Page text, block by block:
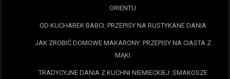
ORIENTU
OD KUCHAREK BABCI: PRZEPISY NA RUSTYKANE DANIA
JAK ZROBIĆ DOMOWE MAKARONY: PRZEPISY NA CIASTA Z
MĄKI
TRADYCYJNE DANIA Z KUCHNI NIEMIECKIEJ: SMAKOSZE